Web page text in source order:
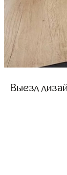
Выезд